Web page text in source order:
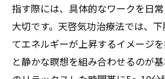
指す際には、具体的なワークを日
大切です。天啓気功治療法では、
てエネルギーが上昇するイメージ
と静かな瞑想を組み合わせるのが